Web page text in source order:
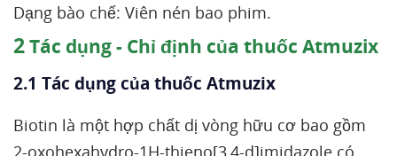
Dạng bào chế: Viên nén bao phim.
2Tác dụng - Chỉ định của thuốc Atmuzix
2.1 Tác dụng của thuốc Atmuzix
Biotin là một hợp chất dị vòng hữu cơ bao gồm
2-oxohexahydro-1H-thieno[3,4-d]imidazole có